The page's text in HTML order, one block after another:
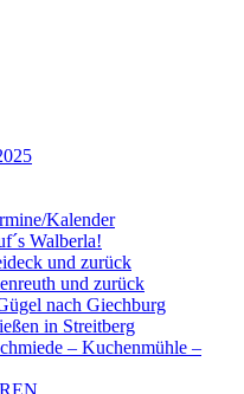
Kalender
Walberla!
und zurück
und zurück
nach Giechburg
in Streitberg
– Kuchenmühle –